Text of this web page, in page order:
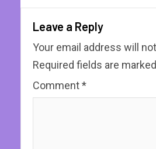
Leave a Reply
Your email address will
Required fields are marked
Comment*